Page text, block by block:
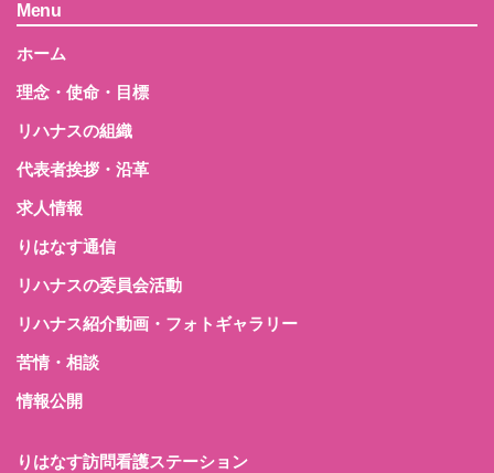
Menu
ホーム
理念・使命・目標
リハナスの組織
代表者挨拶・沿革
求人情報
りはなす通信
リハナスの委員会活動
リハナス紹介動画・フォトギャラリー
苦情・相談
情報公開
りはなす訪問看護ステーション